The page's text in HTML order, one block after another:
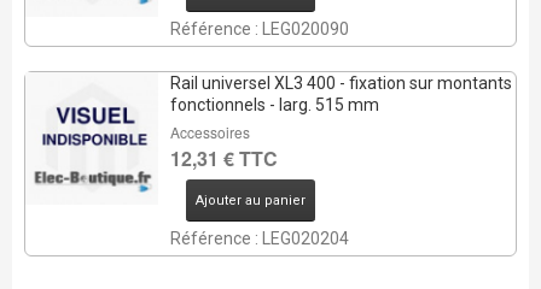
Référence : LEG020090
Rail universel XL3 400 - fixation sur montants
fonctionnels - larg. 515 mm
Accessoires
12,31 € TTC
Ajouter au panier
Référence : LEG020204